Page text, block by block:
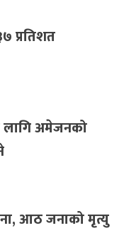
प्रतिशत
लागि अमेजनको
आठ जनाको मृत्यु